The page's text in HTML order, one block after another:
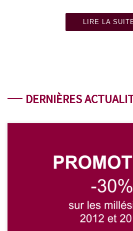
LIRE LA
DERNIÈRES
exceptionnelle de 25% sur nos vins des
Château de Musset 2014 : 9,50€ /
Château Chêne-Vieux 2012 : 8,50€ /